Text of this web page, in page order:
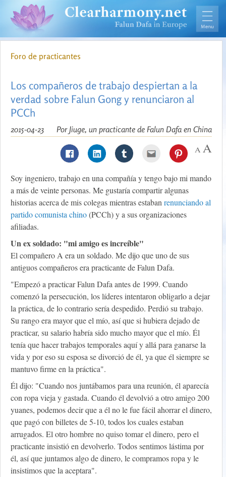
Foro de practicantes
Los compañeros de trabajo despiertan a la
verdad sobre Falun Gong y renunciaron al
PCCh
Por Jiuge, un practicante de Falun Dafa en China
2015-04-23
Soy ingeniero, trabajo en una compañía y tengo bajo mi mando
a más de veinte personas. Me gustaría compartir algunas
historias acerca de mis colegas mientras estabanrenunciando al
partido comunista chino(PCCh) y a sus organizaciones
afiliadas.
Un ex soldado: "mi amigo es increíble"
El compañero A era un soldado. Me dijo que uno de sus
antiguos compañeros era practicante de Falun Dafa.
"Empezó a practicar Falun Dafa antes de 1999. Cuando
comenzó la persecución, los líderes intentaron obligarlo a dejar
la práctica, de lo contrario sería despedido. Perdió su trabajo.
Su rango era mayor que el mío, así que si hubiera dejado de
practicar, su salario habría sido mucho mayor que el mío. Él
tenía que hacer trabajos temporales aquí y allá para ganarse la
vida y por eso su esposa se divorció de él, ya que él siempre se
mantuvo firme en la práctica".
Él dijo: "Cuando nos juntábamos para una reunión, él aparecía
con ropa vieja y gastada. Cuando él devolvió a otro amigo 200
yuanes, podemos decir que a él no le fue fácil ahorrar el dinero,
que pagó con billetes de 5-10, todos los cuales estaban
arrugados. El otro hombre no quiso tomar el dinero, pero el
practicante insistió en devolverlo. Todos sentimos lástima por
él, así que juntamos algo de dinero, le compramos ropa y le
insistimos que la aceptara".